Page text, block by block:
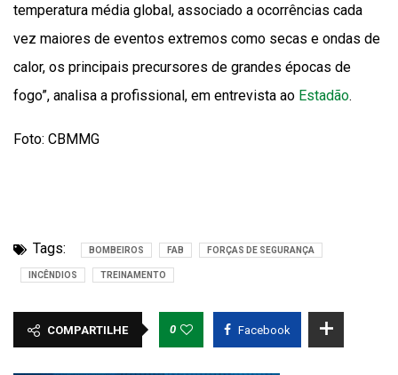
temperatura média global, associado a ocorrências cada
vez maiores de eventos extremos como secas e ondas de
calor, os principais precursores de grandes épocas de
fogo”, analisa a profissional, em entrevista ao Estadão.
Foto: CBMMG
Tags: BOMBEIROS FAB FORÇAS DE SEGURANÇA
INCÊNDIOS TREINAMENTO
COMPARTILHE 0 Facebook